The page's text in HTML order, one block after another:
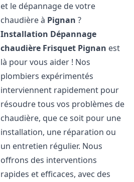
et le dépannage de votre
chaudière à Pignan ?
Installation Dépannage
chaudière Frisquet Pignan est
là pour vous aider ! Nos
plombiers expérimentés
interviennent rapidement pour
résoudre tous vos problèmes de
chaudière, que ce soit pour une
installation, une réparation ou
un entretien régulier. Nous
offrons des interventions
rapides et efficaces, avec des